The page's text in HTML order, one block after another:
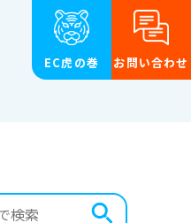
EC虎の巻 お問い合わせ